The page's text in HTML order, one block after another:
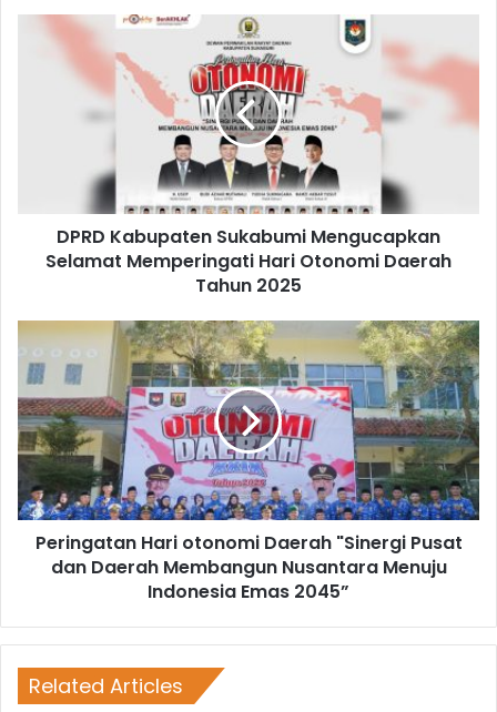
DPRD Kabupaten Sukabumi Mengucapkan
Selamat Memperingati Hari Otonomi Daerah
Tahun 2025
Peringatan Hari otonomi Daerah "Sinergi Pusat
dan Daerah Membangun Nusantara Menuju
Indonesia Emas 2045”
Related Articles